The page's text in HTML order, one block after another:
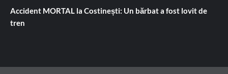
Accident MORTAL la Costinești: Un bărbat a fost lovit de
tren